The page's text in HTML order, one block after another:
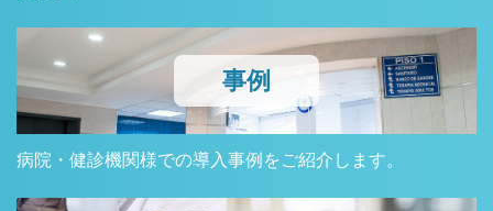
事例
病院・健診機関様での導入事例をご紹介します。